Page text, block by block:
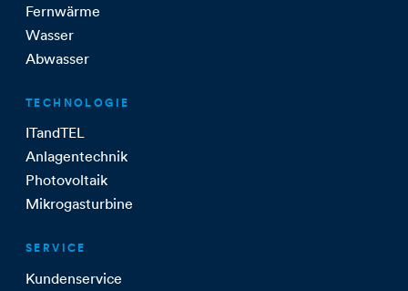
Fernwärme
Wasser
Abwasser
TECHNOLOGIE
ITandTEL
Anlagentechnik
Photovoltaik
Mikrogasturbine
SERVICE
Kundenservice